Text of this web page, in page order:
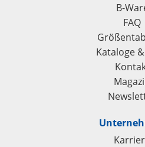
B-
FAQ
Kataloge